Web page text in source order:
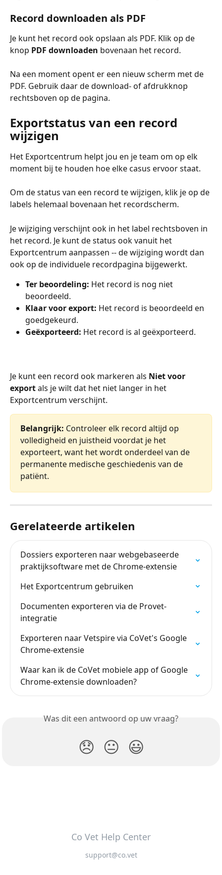
Record downloaden als PDF
Je kunt het record ook opslaan als PDF. Klik op de
knop PDF downloaden bovenaan het record.
Na een moment opent er een nieuw scherm met de
PDF. Gebruik daar de download- of afdrukknop
rechtsboven op de pagina.
Exportstatus van een record
wijzigen
Het Exportcentrum helpt jou en je team om op elk
moment bij te houden hoe elke casus ervoor staat.
Om de status van een record te wijzigen, klik je op de
labels helemaal bovenaan het recordscherm.
Je wijziging verschijnt ook in het label rechtsboven in
het record. Je kunt de status ook vanuit het
Exportcentrum aanpassen -- de wijziging wordt dan
ook op de individuele recordpagina bijgewerkt.
Ter beoordeling: Het record is nog niet
beoordeeld.
Klaar voor export: Het record is beoordeeld en
goedgekeurd.
Geëxporteerd: Het record is al geëxporteerd.
Je kunt een record ook markeren als Niet voor
export als je wilt dat het niet langer in het
Exportcentrum verschijnt.
Belangrijk: Controleer elk record altijd op
volledigheid en juistheid voordat je het
exporteert, want het wordt onderdeel van de
permanente medische geschiedenis van de
patiënt.
Gerelateerde artikelen
Dossiers exporteren naar webgebaseerde
praktijksoftware met de Chrome-extensie
Het Exportcentrum gebruiken
Documenten exporteren via de Provet-
integratie
Exporteren naar Vetspire via CoVet's Google
Chrome-extensie
Waar kan ik de CoVet mobiele app of Google
Chrome-extensie downloaden?
Was dit een antwoord op uw vraag?
😞 😐 😃
Co Vet Help Center
support@co.vet